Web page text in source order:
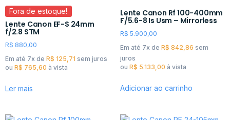
Fora de estoque!
Lente Canon EF-S 24mm
f/2.8 STM
R$ 880,00
Em até 7x de R$ 125,71 sem juros
ou R$ 765,60 à vista
Ler mais
Lente Canon Rf 100-400mm
F/5.6-8 Is Usm – Mirrorless
R$ 5.900,00
Em até 7x de R$ 842,86 sem
juros
ou R$ 5.133,00 à vista
Adicionar ao carrinho